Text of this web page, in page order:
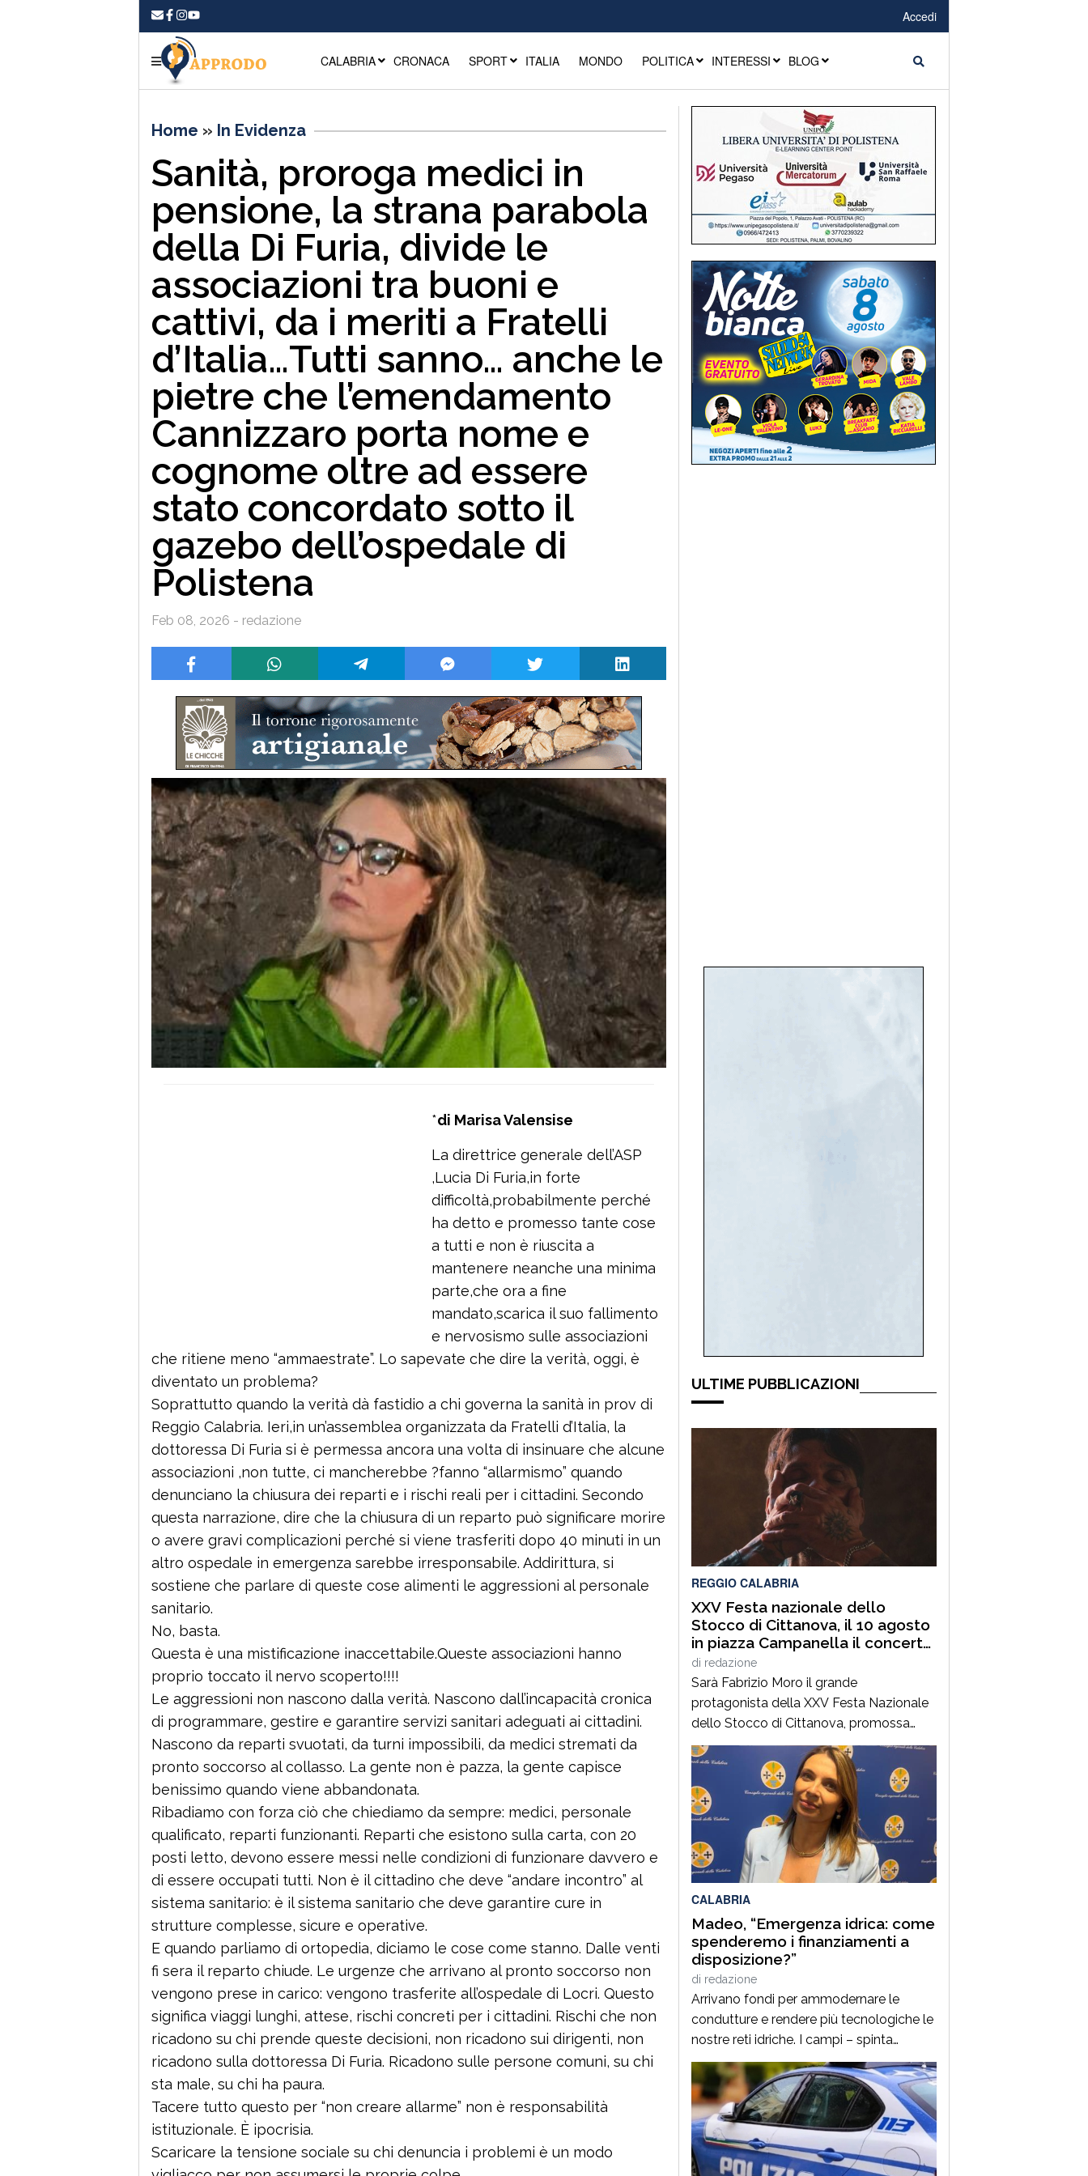
Accedi
CALABRIA CRONACA SPORT ITALIA MONDO POLITICA INTERESSI BLOG
Home » In Evidenza
Sanità, proroga medici in
pensione, la strana parabola
della Di Furia, divide le
associazioni tra buoni e
cattivi, da i meriti a Fratelli
d’Italia…Tutti sanno… anche le
pietre che l’emendamento
Cannizzaro porta nome e
cognome oltre ad essere
stato concordato sotto il
gazebo dell’ospedale di
Polistena
Feb 08, 2026 - redazione
*di Marisa Valensise
La direttrice generale dell’ASP
,Lucia Di Furia,in forte
difficoltà,probabilmente perché
ha detto e promesso tante cose
a tutti e non è riuscita a
mantenere neanche una minima
parte,che ora a fine
mandato,scarica il suo fallimento
e nervosismo sulle associazioni
che ritiene meno “ammaestrate”. Lo sapevate che dire la verità, oggi, è
diventato un problema?
Soprattutto quando la verità dà fastidio a chi governa la sanità in prov di
Reggio Calabria. Ieri,in un’assemblea organizzata da Fratelli d’Italia, la
dottoressa Di Furia si è permessa ancora una volta di insinuare che alcune
associazioni ,non tutte, ci mancherebbe ?fanno “allarmismo” quando
denunciano la chiusura dei reparti e i rischi reali per i cittadini. Secondo
questa narrazione, dire che la chiusura di un reparto può significare morire
o avere gravi complicazioni perché si viene trasferiti dopo 40 minuti in un
altro ospedale in emergenza sarebbe irresponsabile. Addirittura, si
sostiene che parlare di queste cose alimenti le aggressioni al personale
sanitario.
No, basta.
Questa è una mistificazione inaccettabile.Queste associazioni hanno
proprio toccato il nervo scoperto!!!!
Le aggressioni non nascono dalla verità. Nascono dall’incapacità cronica
di programmare, gestire e garantire servizi sanitari adeguati ai cittadini.
Nascono da reparti svuotati, da turni impossibili, da medici stremati da
pronto soccorso al collasso. La gente non è pazza, la gente capisce
benissimo quando viene abbandonata.
Ribadiamo con forza ciò che chiediamo da sempre: medici, personale
qualificato, reparti funzionanti. Reparti che esistono sulla carta, con 20
posti letto, devono essere messi nelle condizioni di funzionare davvero e
di essere occupati tutti. Non è il cittadino che deve “andare incontro” al
sistema sanitario: è il sistema sanitario che deve garantire cure in
strutture complesse, sicure e operative.
E quando parliamo di ortopedia, diciamo le cose come stanno. Dalle venti
fi sera il reparto chiude. Le urgenze che arrivano al pronto soccorso non
vengono prese in carico: vengono trasferite all’ospedale di Locri. Questo
significa viaggi lunghi, attese, rischi concreti per i cittadini. Rischi che non
ricadono su chi prende queste decisioni, non ricadono sui dirigenti, non
ricadono sulla dottoressa Di Furia. Ricadono sulle persone comuni, su chi
sta male, su chi ha paura.
Tacere tutto questo per “non creare allarme” non è responsabilità
istituzionale. È ipocrisia.
Scaricare la tensione sociale su chi denuncia i problemi è un modo
ULTIME PUBBLICAZIONI
REGGIO CALABRIA
XXV Festa nazionale dello
Stocco di Cittanova, il 10 agosto
in piazza Campanella il concerto
di Fabrizio Moro
di redazione
Sarà Fabrizio Moro il grande
protagonista della XXV Festa Nazionale
dello Stocco di Cittanova, promossa
dall’Associazione Turistica Pro Loco di
Cittanova, con il patrocinio e il contributo
del Comune.Il concerto, in programma
lunedì 10 agosto in piazza Tommaso
Campanella, rappresenta uno degli
appuntamenti clou della manifestazione,
che da venticinque edizioni unisce
tradizione gastronomica e musica […]
CALABRIA
Madeo, “Emergenza idrica: come
spenderemo i finanziamenti a
disposizione?”
di redazione
Arrivano fondi per ammodernare le
condutture e rendere più tecnologiche le
nostre reti idriche. I campi – spinta
primaria per l’economia della Calabria –
sono a secco così come le città. È un
problema per l’agricoltura ma anche per
il regolare servizio idrico ai cittadini. La
situazione si ripropone ciclicamente ed è
da questo inverno […]